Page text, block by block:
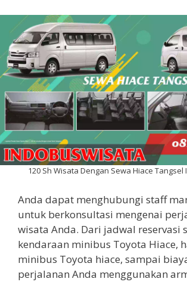
120 Sh Wisata Dengan Sewa Hiace
Anda dapat menghubungi staff
untuk berkonsultasi mengenai
wisata Anda. Dari jadwal reservasi
kendaraan minibus Toyota Hiace,
minibus Toyota hiace, sampai
perjalanan Anda menggunakan